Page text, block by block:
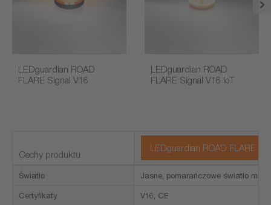
LEDguardian ROAD
FLARE Signal V16
LEDguardian ROAD
FLARE Signal V16 IoT
Cechy produktu
LEDguardian ROAD FLARE
Światło Jasne, pomarańczowe światło
Certyfikaty V16, CE